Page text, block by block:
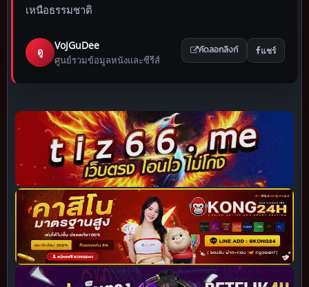
เหนือธรรมชาติ
ดู
VoJGuDee
ศูนย์รวมข้อมูลหนังและซีรีส์
คัดลอกลิงก์ แชร์